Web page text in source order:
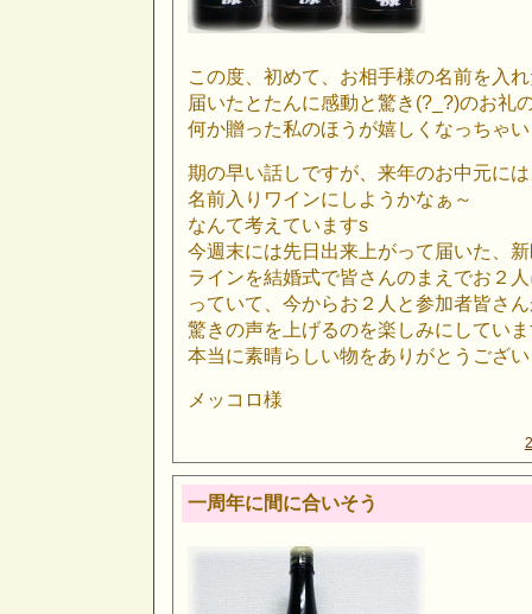
この度、初めて、お相手様の名前を入
届いたとたんに感動と驚き(?_?)のお礼
何か贈った私のほうが嬉しくなっちゃ
期の早い話しですが、来年のお中元に
名前入りワインにしようかなぁ～
なんて考えていますs
今週末には先日出来上がって届いた、
ラインを結婚式で皆さんのまえでお２
っていて、今からお２人と参加者皆さ
驚きの声を上げるのを楽しみにしてい
本当に素晴らしい物をありがとうござ
メッコロ様
一周年に間に合いそう